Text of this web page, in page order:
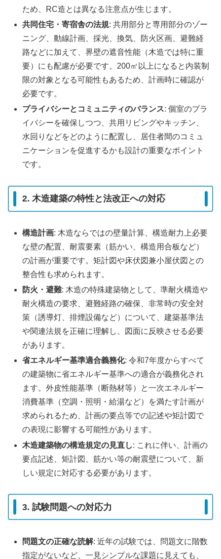
ため、RC造とは異なる注意点が生じます。
共同住宅・寄宿舎の法規: 共用部分と専用部分のゾー
ニング、動線計画、採光、換気、防火区画、避難経
路などに加えて、界壁の遮音性能（木造では特に重
要）にも配慮が必要です。200㎡以上になると内装制
限の対象となる可能性もあるため、計画時に確認が
必要です。
プライバシーとコミュニティのバランス: 個室のプラ
イバシーを確保しつつ、共用リビングやキッチン、
水回りなどをどのように配置し、居住者間のコミュ
ニケーションを促進するかも設計の重要なポイント
です。
2. 木造建築の特性と法改正への対応
構造計画: 木造ならではの壁量計算、構造耐力上必要
な壁の配置、耐震要素（筋かい、構造用合板など）
の計画が重要です。矩計図や床伏図兼小屋伏図との
整合性も求められます。
防火・避難: 木造の特殊建築物として、準耐火構造や
耐火構造の要求、避難経路の確保、非常時の安全対
策（誘導灯、排煙設備など）について、建築基準法
や関連法規を正確に理解し、図面に反映させる必要
があります。
省エネルギー基準適合義務化: 令和7年度からすべて
の建築物に省エネルギー基準への適合が義務化され
ます。外皮性能基準（断熱材等）と一次エネルギー
消費基準（空調・照明・給湯など）を満たす計画が
求められるため、計画の要点等での記述や矩計図で
の表現に影響する可能性があります。
木造建築物の構造規定の見直し: これに伴い、計画の
要点記述、矩計図、筋かい等の耐震壁について、新
しい規定に対応する必要があります。
3. 試験問題への対応力
問題文の正確な読解: 近年の試験では、問題文に階数
指定がないなど、一見シンプルな課題に見えても、